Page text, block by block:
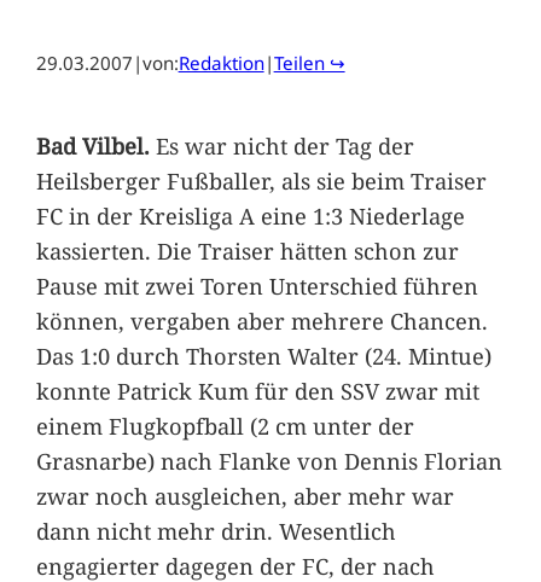
29.03.2007 |von:Redaktion|Teilen ↪
Bad Vilbel.Es war nicht der Tag der
Heilsberger Fußballer, als sie beim Traiser
FC in der Kreisliga A eine 1:3 Niederlage
kassierten. Die Traiser hätten schon zur
Pause mit zwei Toren Unterschied führen
können, vergaben aber mehrere Chancen.
Das 1:0 durch Thorsten Walter (24. Mintue)
konnte Patrick Kum für den SSV zwar mit
einem Flugkopfball (2 cm unter der
Grasnarbe) nach Flanke von Dennis Florian
zwar noch ausgleichen, aber mehr war
dann nicht mehr drin. Wesentlich
engagierter dagegen der FC, der nach